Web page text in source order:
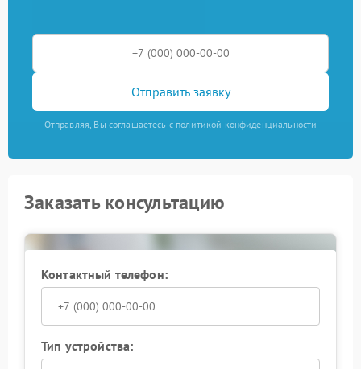
Отправить заявку
Отправляя, Вы соглашаетесь с политикой конфиденциальности
Заказать консультацию
Контактный телефон:
Тип устройства: